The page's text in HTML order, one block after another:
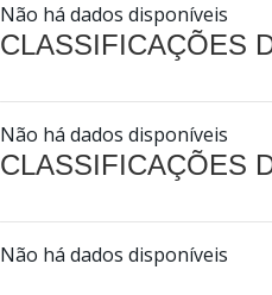
Não há dados disponíveis
CLASSIFICAÇÕES
Não há dados disponíveis
CLASSIFICAÇÕES
Não há dados disponíveis